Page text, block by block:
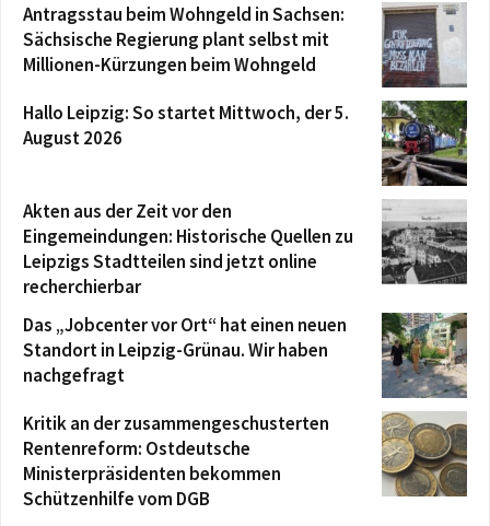
Antragsstau beim Wohngeld in Sachsen:
Sächsische Regierung plant selbst mit
Millionen-Kürzungen beim Wohngeld
Hallo Leipzig: So startet Mittwoch, der 5.
August 2026
Akten aus der Zeit vor den
Eingemeindungen: Historische Quellen zu
Leipzigs Stadtteilen sind jetzt online
recherchierbar
Das „Jobcenter vor Ort“ hat einen neuen
Standort in Leipzig-Grünau. Wir haben
nachgefragt
Kritik an der zusammengeschusterten
Rentenreform: Ostdeutsche
Ministerpräsidenten bekommen
Schützenhilfe vom DGB